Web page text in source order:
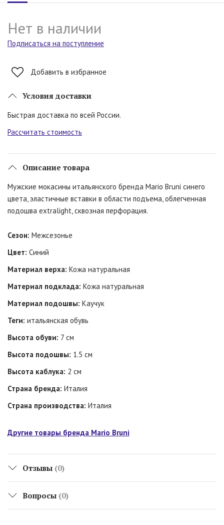
Нет в наличии
Подписаться на поступление
Добавить в избранное
Условия доставки
Быстрая доставка по всей России.
Рассчитать стоимость
Описание товара
Мужские мокасины итальянского бренда Mario Bruni синего
цвета, эластичные вставки в области подъема, облегченная
подошва extralight, сквозная перфорация.
Сезон: Межсезонье
Цвет: Синий
Материал верха: Кожа натуральная
Материал подклада: Кожа натуральная
Материал подошвы: Каучук
Теги: итальянская обувь
Высота обуви: 7 см
Высота подошвы: 1.5 см
Высота каблука: 2 см
Страна бренда: Италия
Страна производства: Италия
Другие товары бренда Mario Bruni
Отзывы (0)
Вопросы (0)